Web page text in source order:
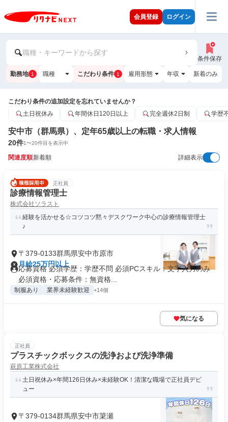
会員登録 ログイン
職種・キーワードから探す
条件保存
勤務地 1 職種 こだわり条件 1 雇用形態 年収 新着のみ
こだわり条件の追加設定を忘れていませんか？
土日祝休み
年間休日120日以上 完全週休2日制 学歴
安中市（群馬県）、定年65歳以上の転職・求人情報
20件1〜20件目を表示中
関連度順新着順 詳細表示
正社員
診療情報管理士
株式会社ソラスト
経験を活かせる☆コツコツ黙々デスクワーク中心の診療情報管理士
♪
〒379-0133群馬県安中市原市
月給25万円以上
応募資格 必須学歴：学歴不問 必須PCスキル：文字入力のみ
必須資格・応募条件：無資格...
制服あり 業界未経験歓迎 +14個
気になる
正社員
プラスチックボックスの洗浄および洗浄準備
萩原工業株式会社
土日祝休み×年間126日休み×未経験OK！清潔な職場で正社員デビ
ュー
〒379-0134群馬県安中市簗瀬